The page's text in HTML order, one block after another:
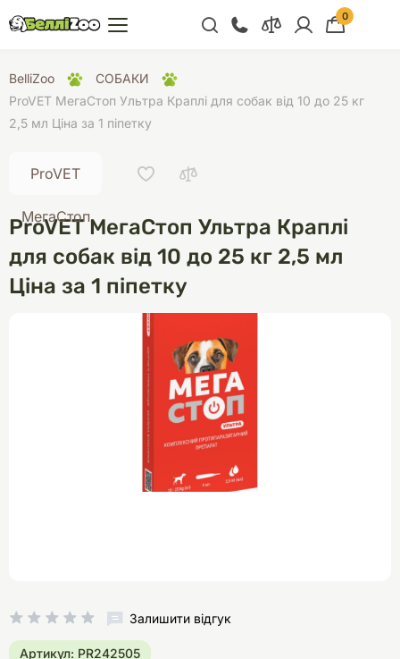
+38 (068) 300 91 91
Відділ продажу
+38 (068) 479 28
76
0
BelliZoo
СОБАКИ
ProVET МегаСтоп Ультра Краплі для собак від 10 до 25 кг
2,5 мл Ціна за 1 піпетку
ProVET
МегаСтоп
ProVET МегаСтоп Ультра Краплі
для собак від 10 до 25 кг 2,5 мл
Ціна за 1 піпетку
Залишити відгук
Артикул: PR242505